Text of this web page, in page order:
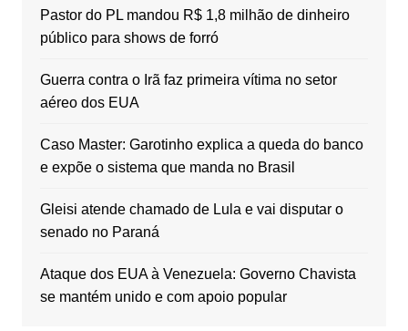
Pastor do PL mandou R$ 1,8 milhão de dinheiro
público para shows de forró
Guerra contra o Irã faz primeira vítima no setor
aéreo dos EUA
Caso Master: Garotinho explica a queda do banco
e expõe o sistema que manda no Brasil
Gleisi atende chamado de Lula e vai disputar o
senado no Paraná
Ataque dos EUA à Venezuela: Governo Chavista
se mantém unido e com apoio popular